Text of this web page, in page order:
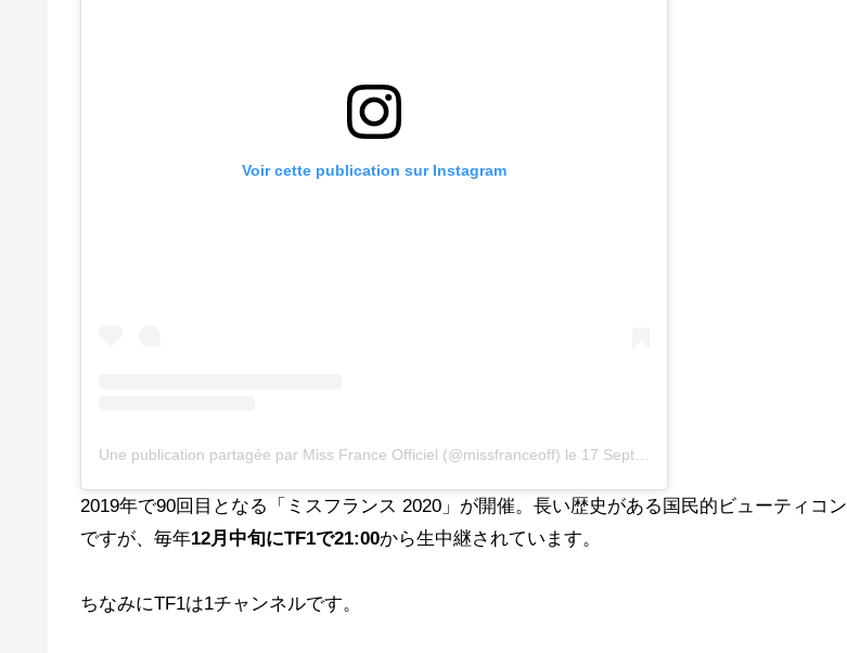
Voir cette publication sur Instagram
Une publication partagée par Miss France Officiel (@missfranceoff) le 17 Sept. 2018 à 1 :40 PDT
2019年で90回目となる「ミスフランス 2020」が開催。長い歴史がある国民的ビューティコ
ですが、毎年12月中旬にTF1で21:00から生中継されています。
ちなみにTF1は1チャンネルです。